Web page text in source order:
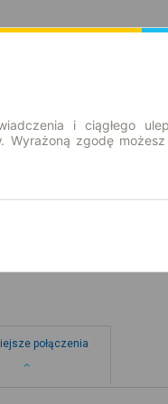
połączenia
i ciągłego
Wyrażoną zgodę